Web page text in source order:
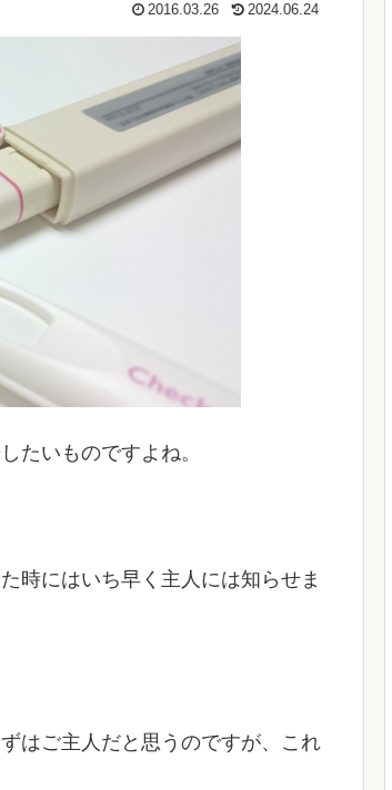
2016.03.26 2024.06.24
たいものですよね。
時にはいち早く主人には知らせま
はご主人だと思うのですが、これ